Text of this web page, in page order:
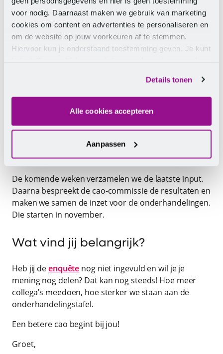
voor nodig. Daarnaast maken we gebruik van marketing
cookies om content en advertenties te personaliseren en
om de website op jouw voorkeuren af te stemmen.
Hiervoor kun je onderstaand toestemming geven. Je kunt
Details tonen
Alle cookies accepteren
Aanpassen
onderzoek
De voorlopige uitkomsten bevestigen dit beeld.
Salaris staat met stip bovenaan, gevolgd door
werkdruk en duurzame inzetbaarheid. Veel mensen
het soms zwaar is dit vol te houden, zowel fysiek als
dezelfde thema’s. Het maakt duidelijk dat dit geen
losse signalen zijn, maar om onderwerpen die breed
in de sector leven.
De komende weken verzamelen we de laatste input.
Daarna bespreekt de cao-commissie de resultaten en
maken we samen de inzet voor de onderhandelingen.
Die starten in november.
Wat vind jij belangrijk?
Heb jij deenquête nog niet ingevuld en wil je je
mening nog delen? Dat kan nog steeds! Hoe meer
collega’s meedoen, hoe sterker we staan aan de
onderhandelingstafel.
Een betere cao begint bij jou!
Groet,